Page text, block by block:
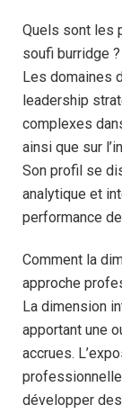
Quels sont les
soufi burridge ?
Les domaines
leadership
complexes
ainsi que sur
Son profil se
analytique et
performance
Comment la
approche
La dimension
apportant une
accrues.
développer